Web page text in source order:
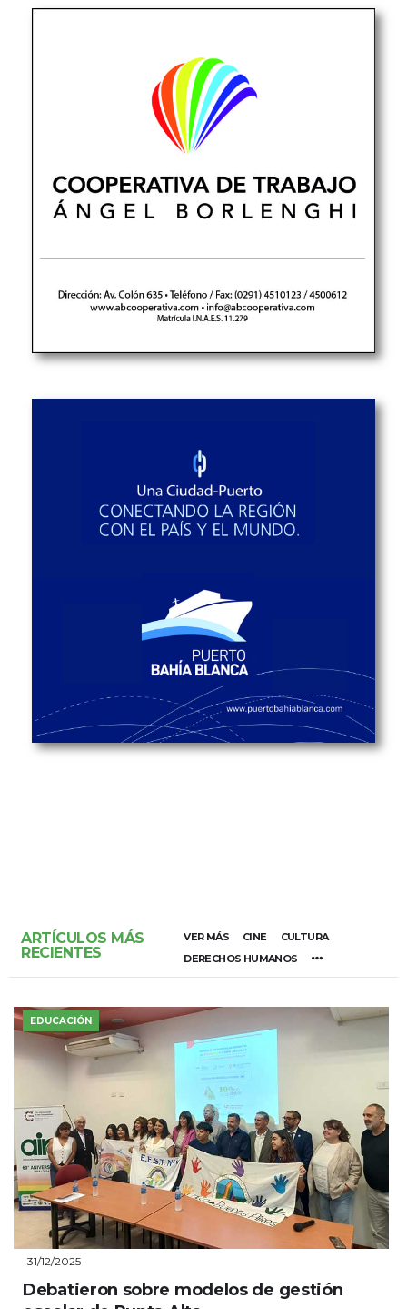
ARTÍCULOS MÁS
RECIENTES
VER MÁS CINE
CULTURA
DERECHOS HUMANOS
EDUCACIÓN
31/12/2025
Debatieron sobre modelos de gestión